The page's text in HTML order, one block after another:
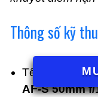
Thông số kỹ
Tên sản
AF-S 50mm f/